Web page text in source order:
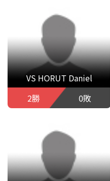
VS HORUT Daniel
2勝
0敗